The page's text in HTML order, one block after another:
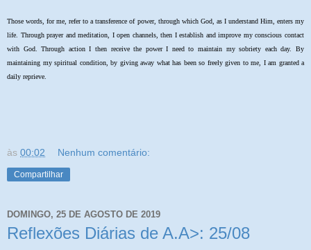
Those words, for me, refer to a transference of power, through which God, as I understand Him, enters my
life. Through prayer and meditation, I open channels, then I establish and improve my conscious contact
with God. Through action I then receive the power I need to maintain my sobriety each day. By
maintaining my spiritual condition, by giving away what has been so freely given to me, I am granted a
daily reprieve.
às 00:02 Nenhum comentário:
Compartilhar
DOMINGO, 25 DE AGOSTO DE 2019
Reflexões Diárias de A.A>: 25/08